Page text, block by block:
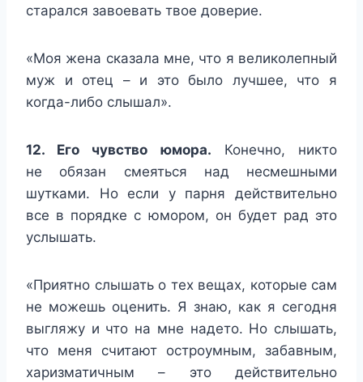
старался завоевать твое доверие.
«Моя жена сказала мне, что я великолепный
муж и отец – и это было лучшее, что я
когда-либо слышал».
12. Его чувство юмора. Конечно, никто
не обязан смеяться над несмешными
шутками. Но если у парня действительно
все в порядке с юмором, он будет рад это
услышать.
«Приятно слышать о тех вещах, которые сам
не можешь оценить. Я знаю, как я сегодня
выгляжу и что на мне надето. Но слышать,
что меня считают остроумным, забавным,
харизматичным – это действительно